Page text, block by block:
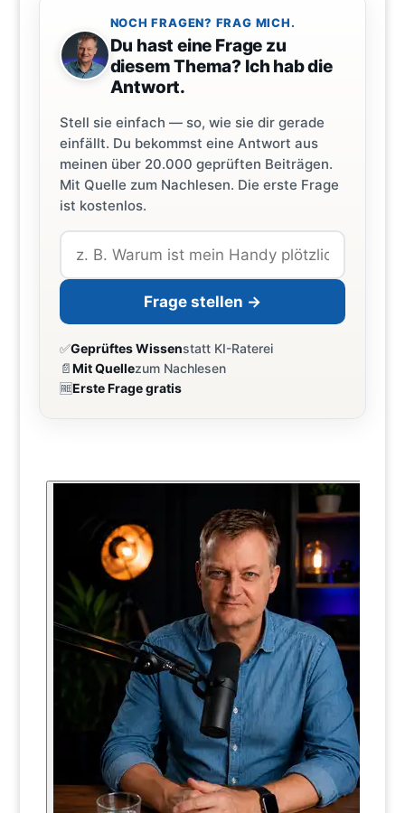
NOCH FRAGEN? FRAG MICH.
Du hast eine Frage zu
diesem Thema? Ich hab die
Antwort.
Stell sie einfach — so, wie sie dir gerade
einfällt. Du bekommst eine Antwort aus
meinen über 20.000 geprüften Beiträgen.
Mit Quelle zum Nachlesen. Die erste Frage
ist kostenlos.
Frage stellen →
✅Geprüftes Wissenstatt KI-Raterei
📄Mit Quellezum Nachlesen
🆓Erste Frage gratis